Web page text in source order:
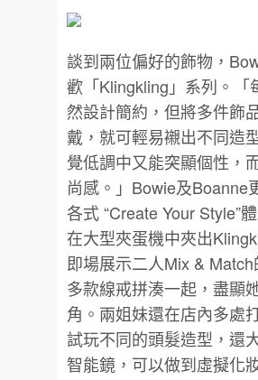
談到兩位偏好的飾物，
歡「Klingkling」系列。「
然設計簡約，但將多件飾
戴，就可輕易襯出不同造
覺低調中又能突顯個性，
尚感。」Bowie及Boanne
各式 “Create Your Style”
在大型夾蛋機中夾出
即場展示二人Mix &
多款線戒拼湊一起，盡顯
角。兩姐妹還在店內多處
試玩不同的頭髮造型，還
智能鏡，可以做到虛擬化